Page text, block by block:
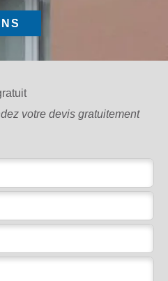
votre devis gratuitement